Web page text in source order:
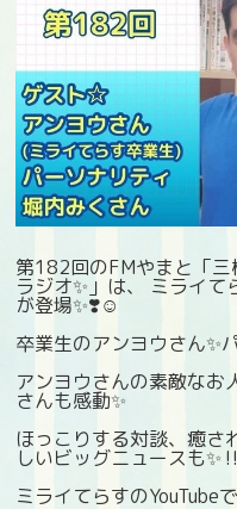
第182回のFMやまと「
ラジオ✨」は、 ミライ
が登場✨❣️☺️
卒業生のアンヨウさん✨
アンヨウさんの素敵なお
さんも感動✨
ほっこりする対談、癒さ
しいビッグニュースも✨‼️
ミライてらすのYouTube